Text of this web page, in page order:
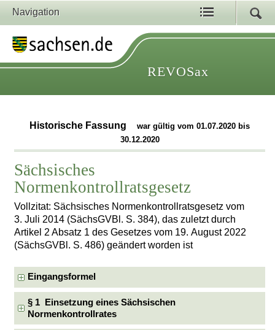
Navigation
REVOSax
Historische Fassung
war gültig vom 01.07.2020 bis
30.12.2020
Sächsisches
Normenkontrollratsgesetz
Vollzitat: Sächsisches Normenkontrollratsgesetz vom
3. Juli 2014 (SächsGVBl. S. 384), das zuletzt durch
Artikel 2 Absatz 1 des Gesetzes vom 19. August 2022
(SächsGVBl. S. 486) geändert worden ist
Eingangsformel
§ 1 Einsetzung eines Sächsischen
Normenkontrollrates